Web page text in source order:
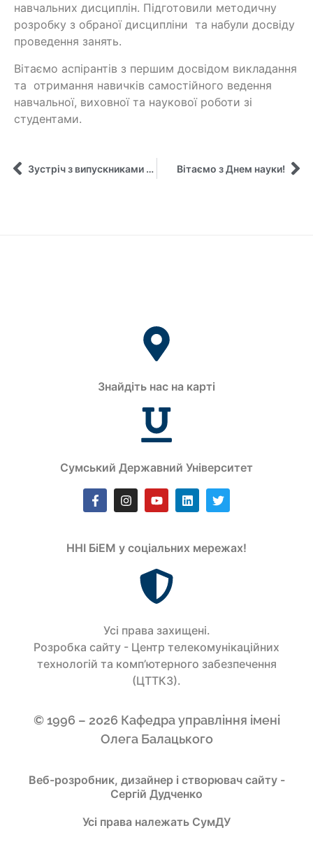
навчальних дисциплін. Підготовили методичну
розробку з обраної дисципліни та набули досвіду
проведення занять.
Вітаємо аспірантів з першим досвідом викладання
та отримання навичків самостійного ведення
навчальної, виховної та наукової роботи зі
студентами.
Зустріч з випускниками школи імені Бориса Грінченка Вітаємо з Днем науки!
Знайдіть нас на карті
Сумський Державний Університет
ННІ БіЕМ у соціальних мережах!
Усi права захищенi.
Розробка сайту - Центр телекомунікаційних
технологій та комп’ютерного забезпечення
(ЦТТКЗ).
© 1996 – 2026 Кафедра управління імені
Олега Балацького
Веб-розробник, дизайнер і створювач сайту -
Сергій Дудченко
Усі права належать СумДУ